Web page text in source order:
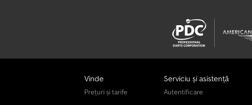
Vinde
Prețuri și tarife
Serviciu și asistență
Autentificare